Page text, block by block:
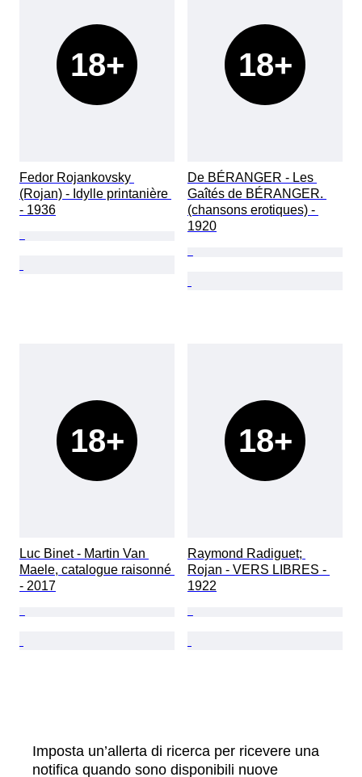
18+
Fedor Rojankovsky
(Rojan) - Idylle printanière
- 1936
18+
De BÉRANGER - Les
Gaîtés de BÉRANGER.
(chansons erotiques) -
1920
18+
Luc Binet - Martin Van
Maele, catalogue raisonné
- 2017
18+
Raymond Radiguet;
Rojan - VERS LIBRES -
1922
Imposta un’allerta di ricerca per ricevere una
notifica quando sono disponibili nuove